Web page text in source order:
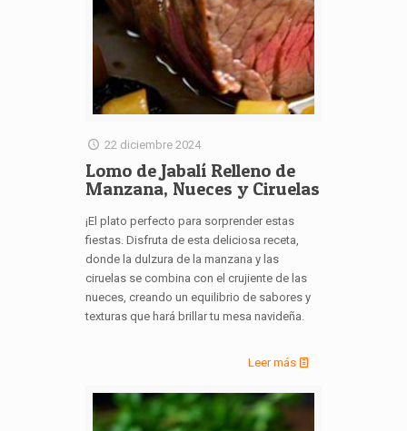
22 diciembre 2024
Lomo de Jabalí Relleno de
Manzana, Nueces y Ciruelas
¡El plato perfecto para sorprender estas
fiestas. Disfruta de esta deliciosa receta,
donde la dulzura de la manzana y las
ciruelas se combina con el crujiente de las
nueces, creando un equilibrio de sabores y
texturas que hará brillar tu mesa navideña.
Leer más